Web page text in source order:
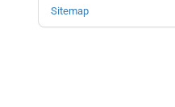
Sitemap